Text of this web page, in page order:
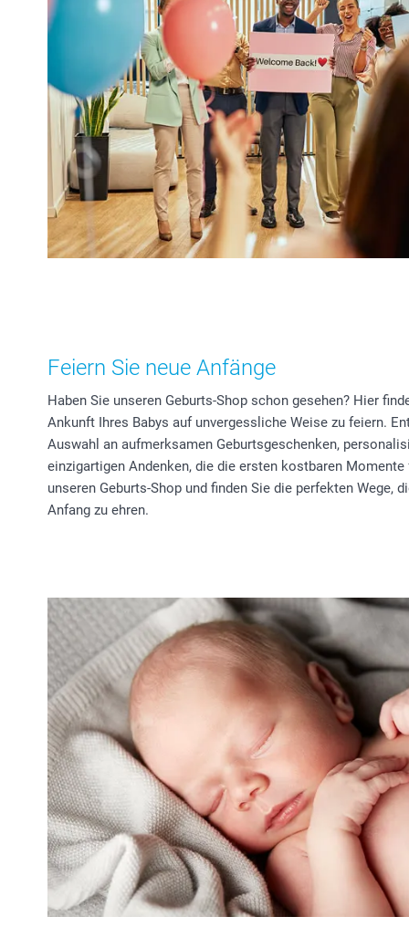
Feiern Sie neue Anfänge
Haben Sie unseren Geburts-Shop schon gesehen? Hier
Ankunft Ihres Babys auf unvergessliche Weise zu feiern.
Auswahl an aufmerksamen Geburtsgeschenken,
einzigartigen Andenken, die die ersten kostbaren
unseren Geburts-Shop und finden Sie die perfekten Wege,
Anfang zu ehren.